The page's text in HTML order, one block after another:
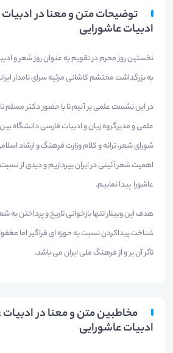
توضیحات متن و معنا در
ادبیات عاشورایی
نخستین روز محرم در تقویم به عنوان روز شعر و
به بزرگداشت محتشم کاشانی مرثیه سرای نامدار
در این نشست علمی بر آنیم تا با حضور دکتر مسلم
علمی و مدیرگروه زبان و ادبیات فارسی دانشگاه
شورای شعر، ترانه و کلام وزارت فرهنگ و ارشاد
اهمیت شعر آئینی در ایران بپردازیم و دیدی از
عاشورا پیدا نماییم.
هدف این وبینار تنها بازخوانی تاریخ و پرداختن
شناخت پیداکردن نسبت به حوزه ای فراگیر اما
تأثر آن بر و از فرهنگ ملی ایران می باشد.
مخاطبین متن و معنا در
ادبیات عاشورایی